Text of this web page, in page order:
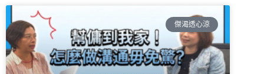
傑渴透心涼